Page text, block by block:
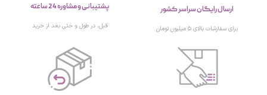
ارسال رایگان سراسر کشور
برای سفارشات بالای ۵ میلیون تومان
پشتیبانی و مشاوره 24 ساعته
قبل، در طول و حتی بعد از خرید